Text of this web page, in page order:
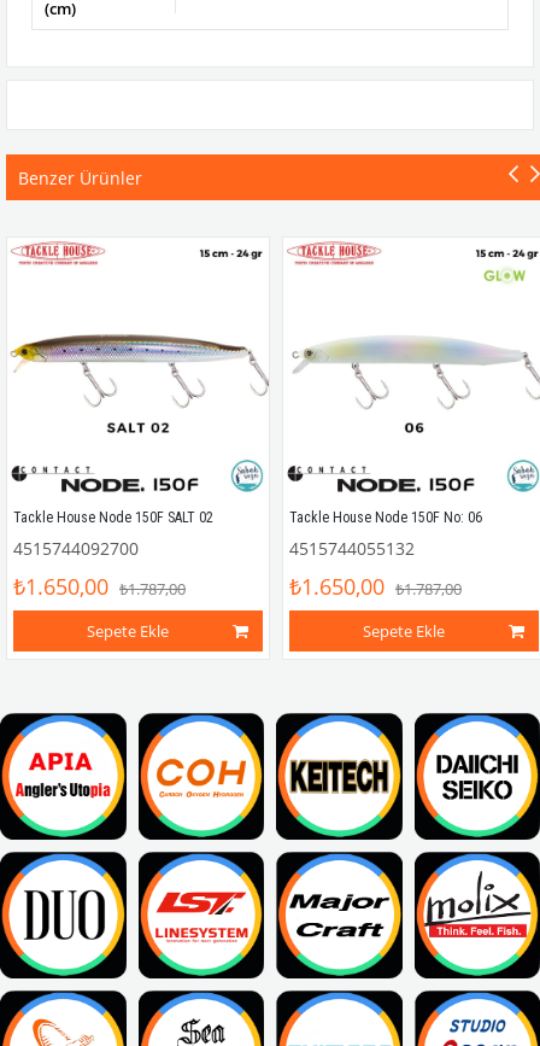
(cm)
Benzer Ürünler
Tackle House Node 150F SALT 02
4515744092700
₺1.650,00 ₺1.787,00
Sepete Ekle
Tackle House Node 150F No: 06
4515744055132
₺1.650,00 ₺1.787,00
Sepete Ekle